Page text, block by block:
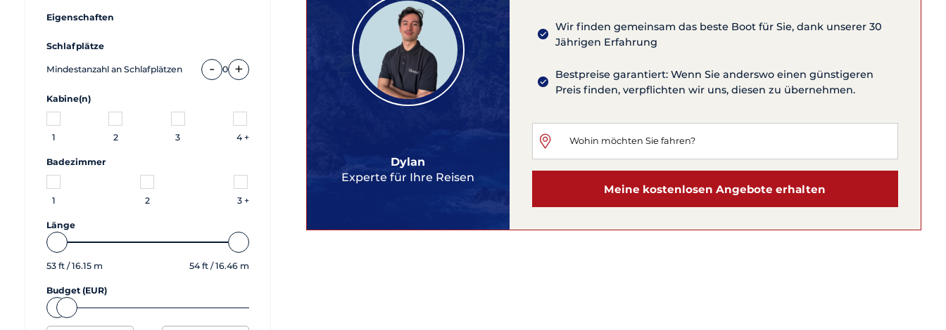
Eigenschaften
Schlafplätze
Mindestanzahl an Schlafplätzen - 0 +
Kabine(n)
1 2 3 4 +
Badezimmer
1 2 3 +
Länge
53 ft /16.15 m 54 ft /16.46 m
Budget (EUR)
Dylan
Experte für Ihre Reisen
Wir finden gemeinsam das beste Boot für Sie, dank unserer 30
Jährigen Erfahrung
Bestpreise garantiert: Wenn Sie anderswo einen günstigeren
Preis finden, verpflichten wir uns, diesen zu übernehmen.
Meine kostenlosen Angebote erhalten